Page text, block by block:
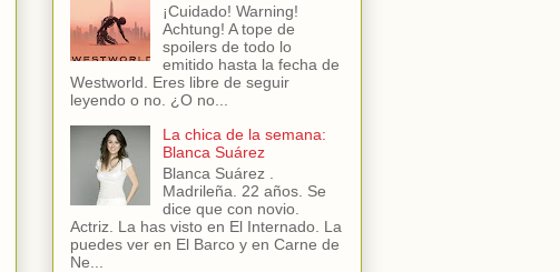
¡Cuidado! Warning!
Achtung! A tope de
spoilers de todo lo
emitido hasta la fecha de
Westworld. Eres libre de seguir
leyendo o no. ¿O no...
La chica de la semana:
Blanca Suárez
Blanca Suárez .
Madrileña. 22 años. Se
dice que con novio.
Actriz. La has visto en El Internado. La
puedes ver en El Barco y en Carne de
Ne...